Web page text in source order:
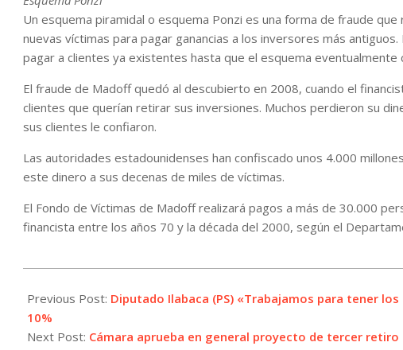
Un esquema piramidal o esquema Ponzi es una forma de fraude
nuevas víctimas para pagar ganancias a los inversores más
pagar a clientes ya existentes hasta que el esquema eventualmente
El fraude de Madoff quedó al descubierto en 2008, cuando el
clientes que querían retirar sus inversiones. Muchos perdieron su
sus clientes le confiaron.
Las autoridades estadounidenses han confiscado unos 4.000
este dinero a sus decenas de miles de víctimas.
El Fondo de Víctimas de Madoff realizará pagos a más de 30.000
financista entre los años 70 y la década del 2000, según el
04-
14
Previous Post: Diputado Ilabaca (PS) «Trabajamos para tener
10%
Next Post: Cámara aprueba en general proyecto de tercer